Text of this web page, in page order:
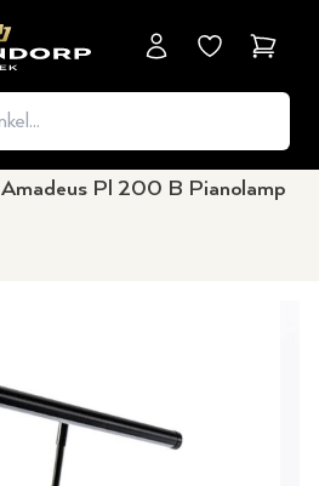
Amadeus Pl 200 B Pianolamp